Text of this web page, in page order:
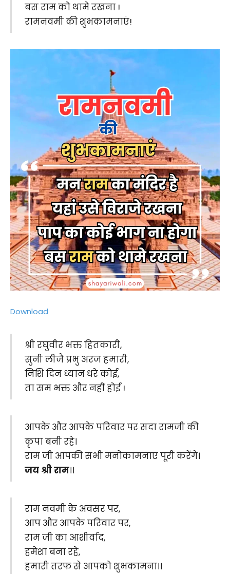
बस राम को थामे रखना !
रामनवमी की शुभकामनाएं!
Download
श्री रघुवीर भक्त हितकारी,
सुनी लीजै प्रभु अरज हमारी,
निशि दिन ध्यान धरे कोई,
ता सम भक्त और नहीं होई !
आपके और आपके परिवार पर सदा रामजी की
कृपा बनी रहे।
राम जी आपकी सभी मनोकामनाए पूरी करेंगे।
जय श्री राम।।
राम नवमी के अवसर पर,
आप और आपके परिवार पर,
राम जी का आशीर्वाद,
हमेशा बना रहे,
हमारी तरफ से आपको शुभकामना।।